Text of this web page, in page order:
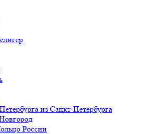
из Санкт-Петербурга
России